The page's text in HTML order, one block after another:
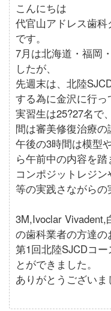
こんにちは
代官山アドレス歯
です。
7月は北海道・福岡
したが、
先週末は、北陸
する為に金沢に行っ
実習生は25?27名で
間は審美修復治療の
午後の3時間は模型
ら午前中の内容を踏
コンポジットレジ
等の実践さながらの
3M,Ivoclar
の歯科業者の方達の
第1回北陸SJCDコ
とができました。
ありがとうございま